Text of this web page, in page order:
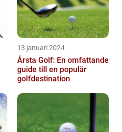
13 januari 2024
Årsta Golf: En omfattande
guide till en populär
golfdestination